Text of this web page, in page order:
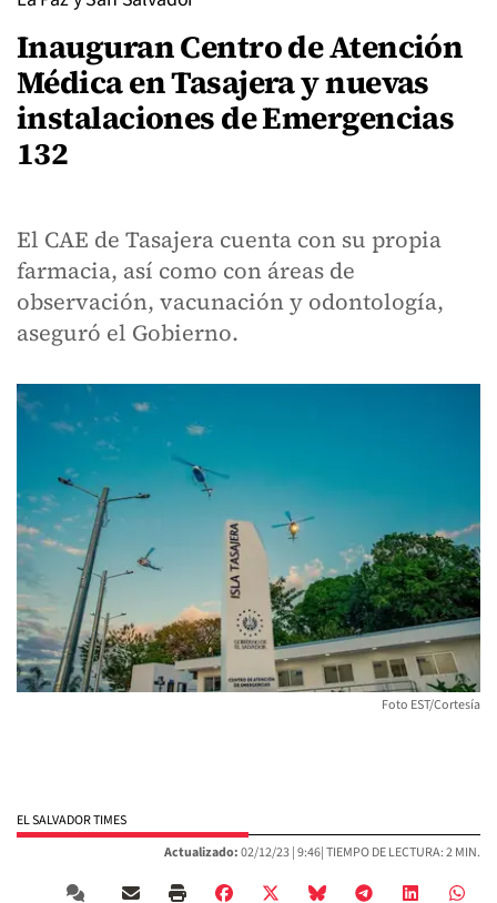
Inauguran Centro de Atención
Médica en Tasajera y nuevas
instalaciones de Emergencias
132
El CAE de Tasajera cuenta con su propia
farmacia, así como con áreas de
observación, vacunación y odontología,
aseguró el Gobierno.
Foto EST/Cortesía
EL SALVADOR TIMES
Actualizado:02/12/23 |9:46| TIEMPO DE LECTURA: 2 MIN.